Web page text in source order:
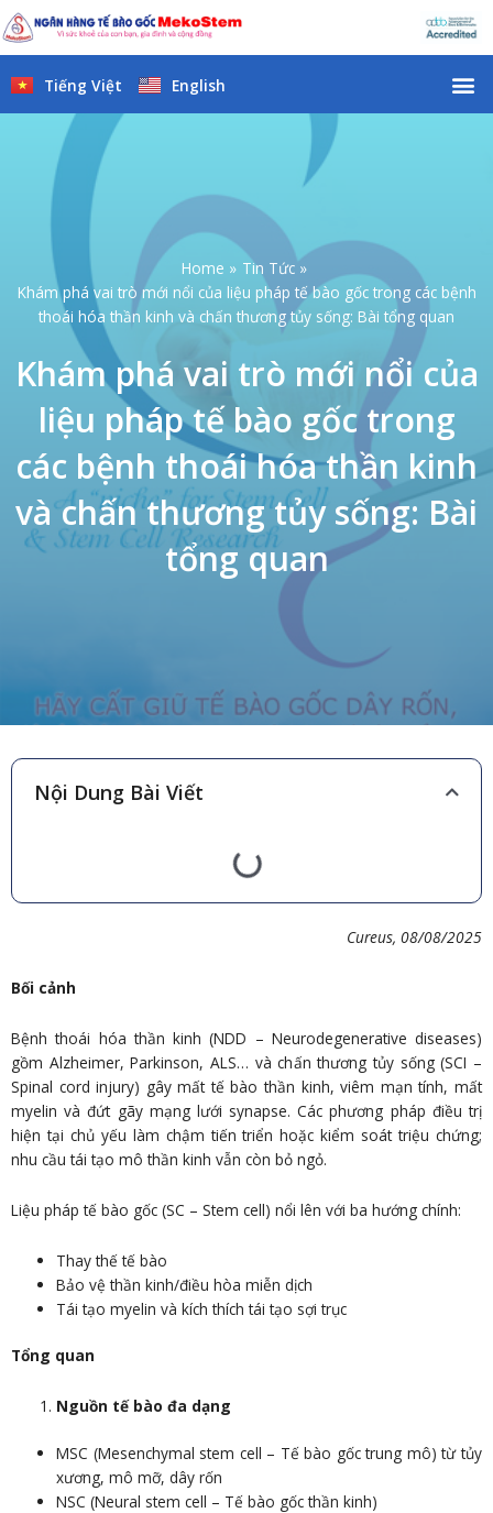
Skip
to
content
Tiếng Việt English
Home
Tin Tức
Khám phá vai trò mới nổi của liệu pháp tế bào gốc trong các bệnh
thoái hóa thần kinh và chấn thương tủy sống: Bài tổng quan
Khám phá vai trò mới nổi của
liệu pháp tế bào gốc trong
các bệnh thoái hóa thần kinh
và chấn thương tủy sống: Bài
tổng quan
Nội Dung Bài Viết
Cureus, 08/08/2025
Bối cảnh
Bệnh thoái hóa thần kinh (NDD – Neurodegenerative diseases)
gồm Alzheimer, Parkinson, ALS… và chấn thương tủy sống (SCI –
Spinal cord injury) gây mất tế bào thần kinh, viêm mạn tính, mất
myelin và đứt gãy mạng lưới synapse. Các phương pháp điều trị
hiện tại chủ yếu làm chậm tiến triển hoặc kiểm soát triệu chứng;
nhu cầu tái tạo mô thần kinh vẫn còn bỏ ngỏ.
Liệu pháp tế bào gốc (SC – Stem cell) nổi lên với ba hướng chính:
Thay thế tế bào
Bảo vệ thần kinh/điều hòa miễn dịch
Tái tạo myelin và kích thích tái tạo sợi trục
Tổng quan
Nguồn tế bào đa dạng
MSC (Mesenchymal stem cell – Tế bào gốc trung mô) từ tủy
xương, mô mỡ, dây rốn
NSC (Neural stem cell – Tế bào gốc thần kinh)